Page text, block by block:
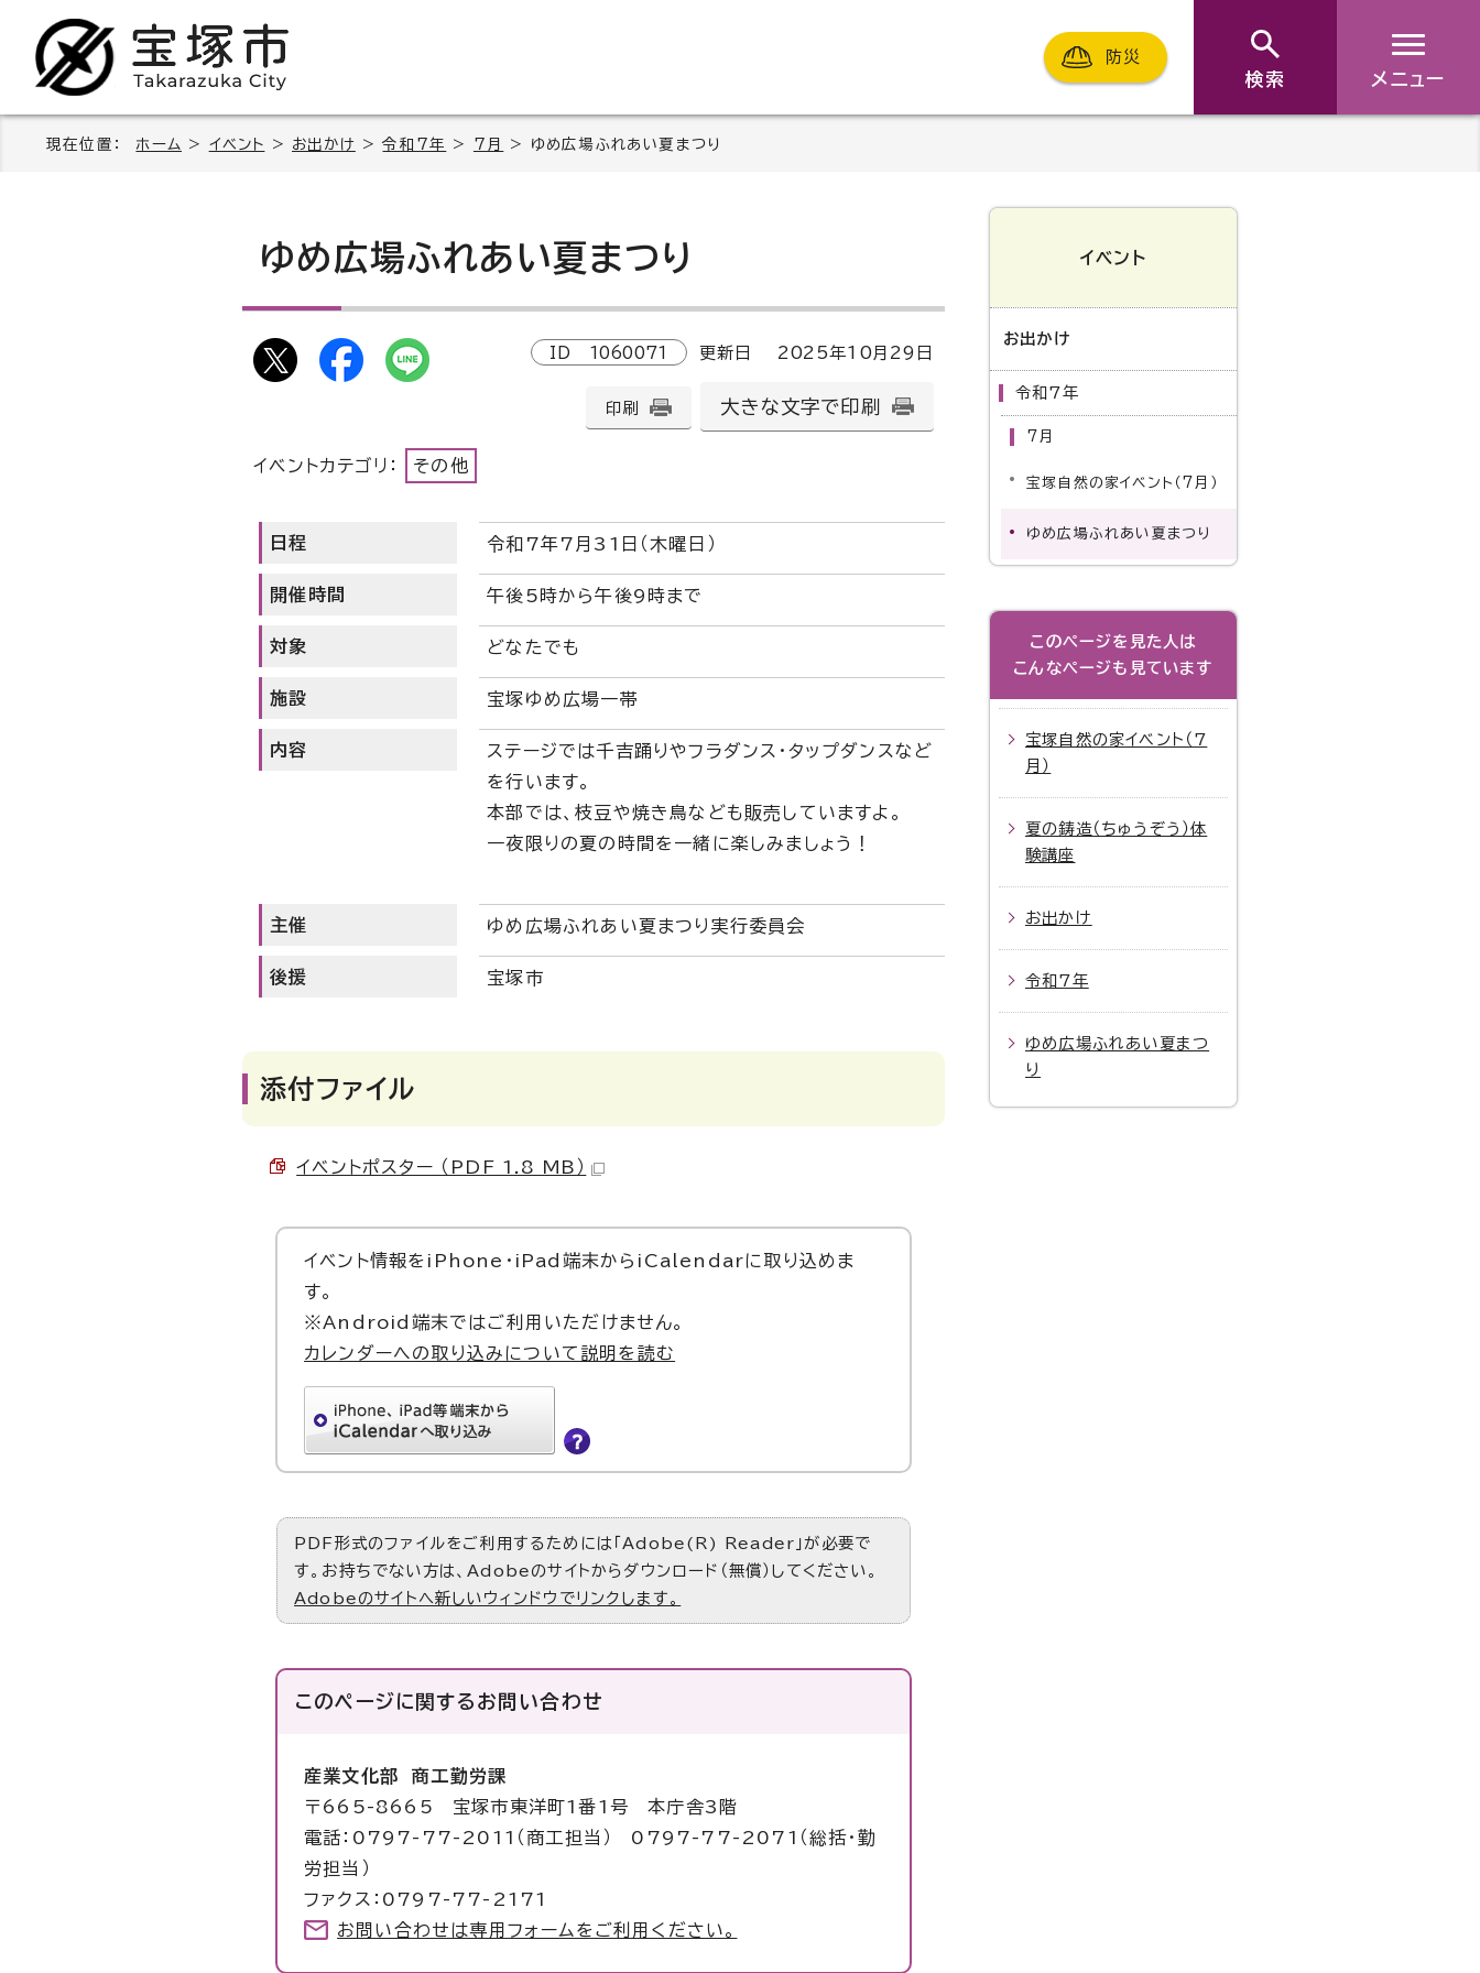
防災
検索 メニュー
現在位置： ホーム > イベント > お出かけ >令和7年 > 7月 > ゆめ広場ふれあい夏まつり
ゆめ広場ふれあい夏まつり
ID 1060071 更新日 2025年10 月 29 日
印刷 大きな文字で印刷
イベントカテゴリ： その他
日程 令和7年7月31日（木曜日）
開催時間 午後5時から午後9時まで
対象 どなたでも
施設 宝塚ゆめ広場一帯
内容
ステージでは千吉踊りやフラダンス・タップダンスなど
を行います。
本部では、枝豆や焼き鳥なども販売していますよ。
一夜限りの夏の時間を一緒に楽しみましょう！
主催 ゆめ広場ふれあい夏まつり実行委員会
後援 宝塚市
添付ファイル
イベントポスター （PDF 1.8 MB）
イベント情報をiPhone・iPad端末からiCalendarに取り込めま
す。
※Android端末ではご利用いただけません。
カレンダーへの取り込みについて説明を読む
PDF形式のファイルをご利用するためには「Adobe(R) Reader」が必要で
す。お持ちでない方は、Adobeのサイトからダウンロード（無償）してください。
Adobeのサイトへ新しいウィンドウでリンクします。
このページに関する お問い合わせ
産業文化部 商工勤労課
〒665-8665 宝塚市東洋町1番1号 本庁舎3階
電話：0797-77-2011（商工担当） 0797-77-2071（総括・勤
労担当）
ファクス：0797-77-2171
お問い合わせは専用フォームをご利用ください。
イベント
お出かけ
令和7年
7月
宝塚自然の家イベント（7月）
ゆめ広場ふれあい夏まつり
このページを見た人は
こんなページも見ています
宝塚自然の家イベント（7
月）
夏の鋳造（ちゅうぞう）体
験講座
お出かけ
令和7年
ゆめ広場ふれあい夏まつ
り